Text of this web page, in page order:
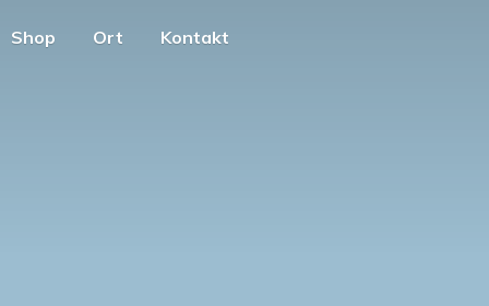
Shop Ort Kontakt